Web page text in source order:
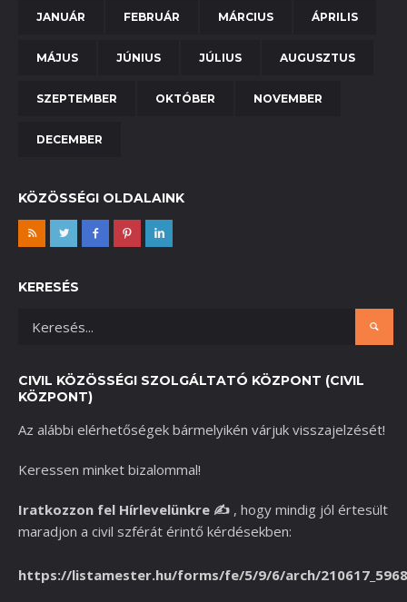
JANUÁR FEBRUÁR MÁRCIUS ÁPRILIS
MÁJUS JÚNIUS JÚLIUS AUGUSZTUS
SZEPTEMBER OKTÓBER NOVEMBER
DECEMBER
KÖZÖSSÉGI OLDALAINK
KERESÉS
CIVIL KÖZÖSSÉGI SZOLGÁLTATÓ KÖZPONT (CIVIL
KÖZPONT)
Az alábbi elérhetőségek bármelyikén várjuk visszajelzését!
Keressen minket bizalommal!
Iratkozzon fel Hírlevelünkre ✍️ , hogy mindig jól értesült
maradjon a civil szférát érintő kérdésekben:
https://listamester.hu/forms/fe/5/9/6/arch/